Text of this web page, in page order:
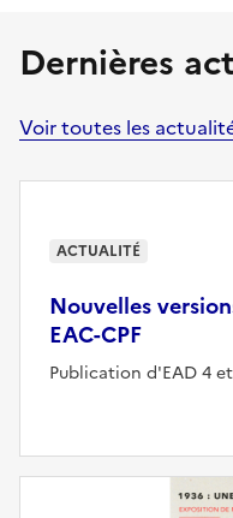
Dernières
Voir toutes les
Nouvelles
EAC-CPF
Publication d'EAD 4 et
ACTUALITÉ